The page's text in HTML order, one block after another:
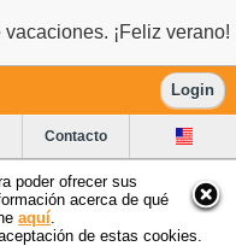
¡Feliz verano!
Login
Contacto
poder ofrecer sus
acerca de qué
aquí
de estas cookies.